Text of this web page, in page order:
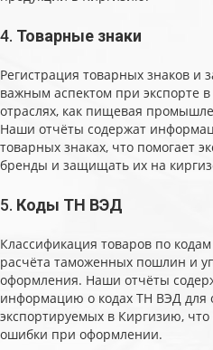
4. Товарные знаки
Регистрация товарных знаков и
важным аспектом при экспорте
отраслях, как пищевая
Наши отчёты содержат
товарных знаках, что помогает
бренды и защищать их на
5. Коды ТН ВЭД
Классификация товаров по
расчёта таможенных пошлин и
оформления. Наши отчёты
информацию о кодах ТН ВЭД для
экспортируемых в Киргизию,
ошибки при оформлении.